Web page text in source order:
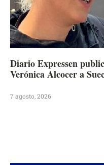
Diario Expressen
Verónica Alcocer a
7 agosto, 2026